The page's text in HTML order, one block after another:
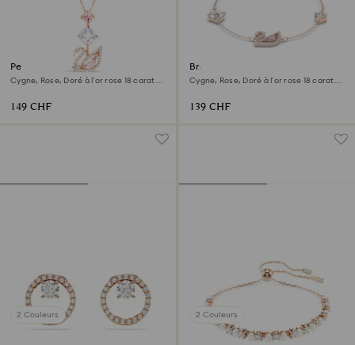
Pendentif Swan
Cygne, Rose, Doré à l’or rose 18 carats
149 CHF
Bracelet Swan
Cygne, Rose, Doré à l’or rose 18 carats
139 CHF
2 Couleurs 2 Couleurs